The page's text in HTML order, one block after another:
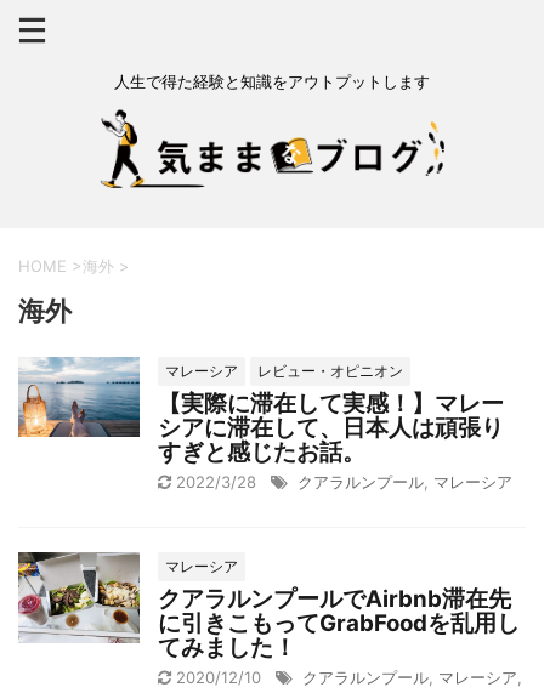
人生で得た経験と知識をアウトプットします
HOME >海外 >
海外
マレーシア レビュー・オピニオン
【実際に滞在して実感！】マレー
シアに滞在して、日本人は頑張り
すぎと感じたお話。
2022/3/28 クアラルンプール マレーシア
マレーシア
クアラルンプールでAirbnb滞在先
に引きこもってGrabFoodを乱用し
てみました！
2020/12/10 クアラルンプール マレーシア